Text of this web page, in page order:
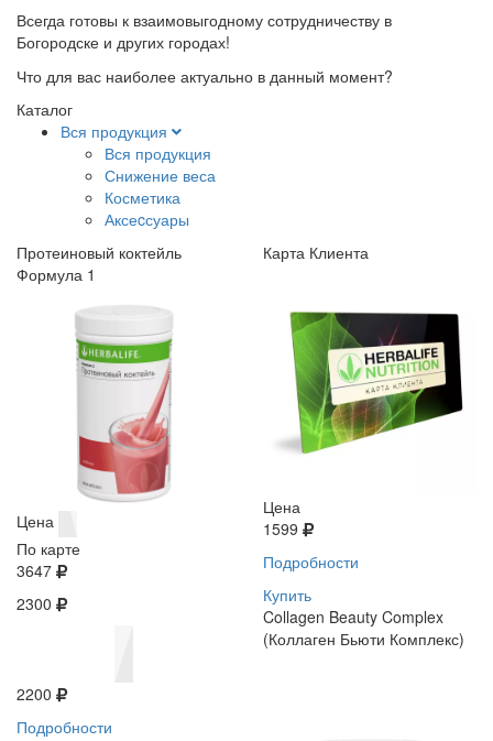
Всегда готовы к взаимовыгодному сотрудничеству в
Богородске и других городах!
Что для вас наиболее актуально в данный момент?
Каталог
Вся продукция
Вся продукция
Снижение веса
Косметика
Аксеcсуары
Протеиновый коктейль
Формула 1
Цена
По карте
3647
2300
2200
Подробности
Карта Клиента
Цена
1599
Подробности
Купить
Collagen Beauty Complex
(Коллаген Бьюти Комплекс)